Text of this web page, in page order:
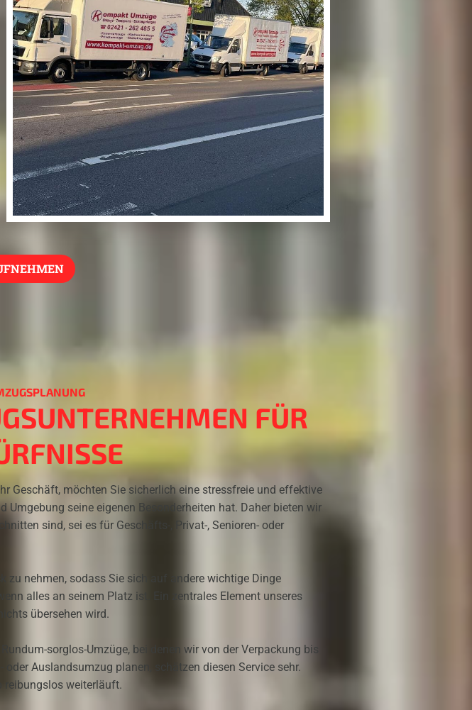
FÜR
Geschäft, möchten Sie sicherlich eine stressfreie und effektive
Umgebung seine eigenen Besonderheiten hat. Daher bieten wir
sind, sei es für Geschäfts-, Privat-, Senioren- oder
zu nehmen, sodass Sie sich auf andere wichtige Dinge
alles an seinem Platz ist. Ein zentrales Element unseres
übersehen wird.
sorglos-Umzüge, bei denen wir von der Verpackung bis
Auslandsumzug planen, schätzen diesen Service sehr.
reibungslos weiterläuft.